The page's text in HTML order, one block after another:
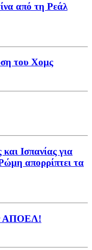
από τη Ρεάλ
του Χομς
Ισπανίας για
απορρίπτει τα
ΑΠΟΕΛ!